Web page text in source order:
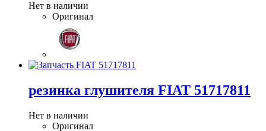
Нет в наличии
Оригинал
резинка глушителя FIAT 51717811
Нет в наличии
Оригинал